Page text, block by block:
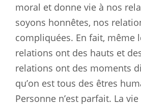
moral et donne vie à nos
soyons honnêtes, nos
compliquées. En fait, même
relations ont des hauts et
relations ont des moments
qu’on est tous des êtres
Personne n’est parfait. La vie